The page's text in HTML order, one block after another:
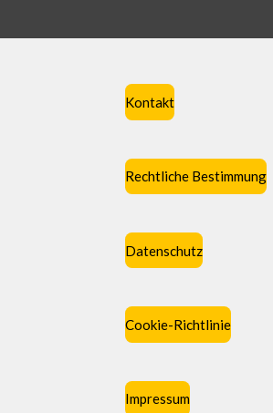
Kontakt
Rechtliche Bestimmung
Datenschutz
Cookie-Richtlinie
Impressum